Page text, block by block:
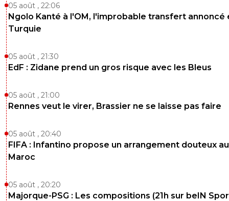
05 août , 22:06
Ngolo Kanté à l'OM, l'improbable transfert annoncé
Turquie
05 août , 21:30
EdF : Zidane prend un gros risque avec les Bleus
05 août , 21:00
Rennes veut le virer, Brassier ne se laisse pas faire
05 août , 20:40
FIFA : Infantino propose un arrangement douteux au
Maroc
05 août , 20:20
Majorque-PSG : Les compositions (21h sur beIN